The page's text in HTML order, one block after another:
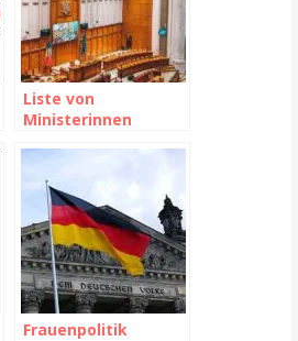
Liste von
Ministerinnen
Frauenpolitik